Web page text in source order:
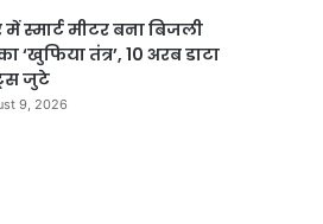
में स्मार्ट मीटर बना बिजली
‘खुफिया तंत्र’, 10 अरब डाटा
जुटे
9, 2026